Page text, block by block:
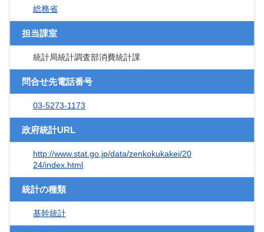
総務省
担当課室
統計局統計調査部消費統計課
問合せ先電話番号
03-5273-1173
政府統計URL
http://www.stat.go.jp/data/zenkokukakei/20
24/index.html
統計の種類
基幹統計